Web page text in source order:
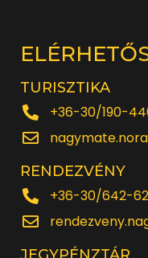
TURISZTIKA
+36-30/190-
RENDEZVÉNY
+36-30/642-